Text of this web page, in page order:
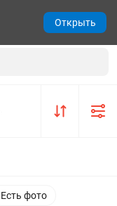
Есть фото
Открыть